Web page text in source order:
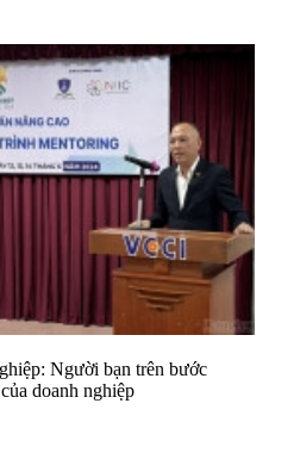
Người bạn trên bước
doanh nghiệp